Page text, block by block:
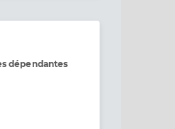
dépendantes